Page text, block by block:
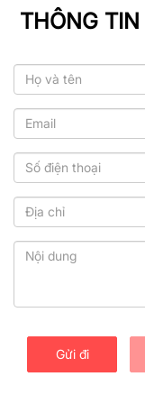
THÔNG TIN
Gửi đi